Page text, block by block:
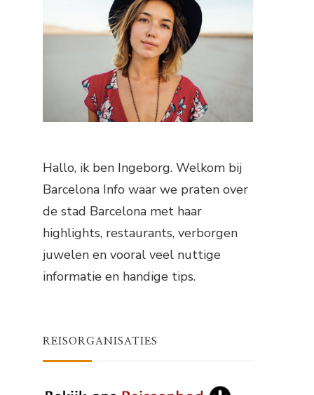
Hallo, ik ben Ingeborg. Welkom bij
Barcelona Info waar we praten over
de stad Barcelona met haar
highlights, restaurants, verborgen
juwelen en vooral veel nuttige
informatie en handige tips.
REISORGANISATIES